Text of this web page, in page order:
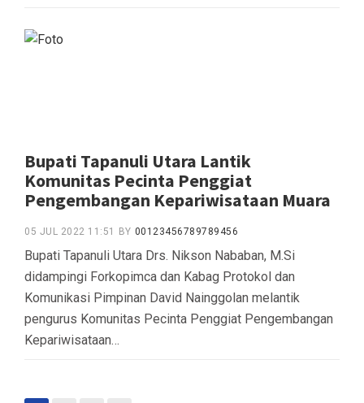
Bupati Tapanuli Utara Lantik
Komunitas Pecinta Penggiat
Pengembangan Kepariwisataan Muara
05 JUL 2022 11:51 BY 00123456789789456
Bupati Tapanuli Utara Drs. Nikson Nababan, M.Si
didampingi Forkopimca dan Kabag Protokol dan
Komunikasi Pimpinan David Nainggolan melantik
pengurus Komunitas Pecinta Penggiat Pengembangan
Kepariwisataan…